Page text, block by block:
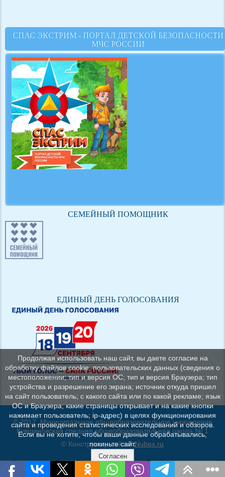
СПАС ЭКСТРИМ - ПОРТАЛ ДЕТСКОЙ БЕЗОПАСНОСТИ
МЧС РОССИИ
СЕМЕЙНЫЙ ПОМОЩНИК
ЕДИНЫЙ ДЕНЬ ГОЛОСОВАНИЯ
© 2017, Муниципальное общеобразовательное учреждение
Кувшиновская средняя общеобразовательная школа № 1
© Конструктор сайтовNubex.ru
Продолжая использовать наш сайт, вы даете согласие на
обработку файлов cookie, пользовательских данных (сведения о
местоположении; тип и версия ОС; тип и версия Браузера; тип
устройства и разрешение его экрана; источник откуда пришел
на сайт пользователь; с какого сайта или по какой рекламе; язык
ОС и Браузера; какие страницы открывает и на какие кнопки
нажимает пользователь; ip-адрес) в целях функционирования
сайта и проведения статистических исследований и обзоров.
Если вы не хотите, чтобы ваши данные обрабатывались,
покиньте сайт.
Согласен